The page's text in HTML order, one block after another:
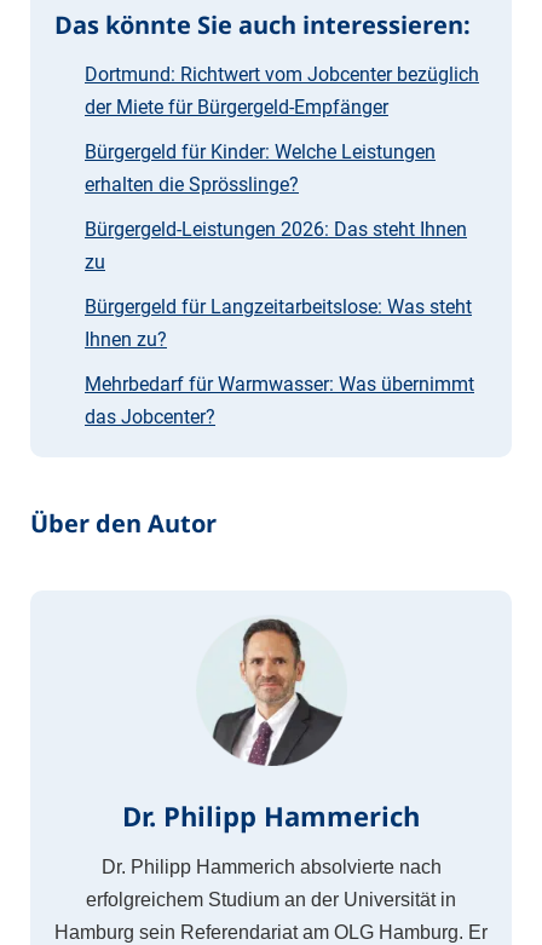
Das könnte Sie auch interessieren:
Dortmund: Richtwert vom Jobcenter bezüglich
der Miete für Bürgergeld-Empfänger
Bürgergeld für Kinder: Welche Leistungen
erhalten die Sprösslinge?
Bürgergeld-Leistungen 2026: Das steht Ihnen
zu
Bürgergeld für Langzeitarbeitslose: Was steht
Ihnen zu?
Mehrbedarf für Warmwasser: Was übernimmt
das Jobcenter?
Über den Autor
Dr. Philipp Hammerich
Dr. Philipp Hammerich absolvierte nach
erfolgreichem Studium an der Universität in
Hamburg sein Referendariat am OLG Hamburg. Er